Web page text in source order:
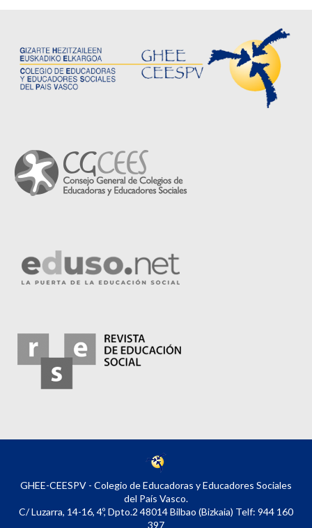
GHEE-CEESPV - Colegio de Educadoras y Educadores Sociales
del País Vasco.
C/ Luzarra, 14-16, 4º, Dpto.2 48014 Bilbao (Bizkaia) Telf: 944 160
397